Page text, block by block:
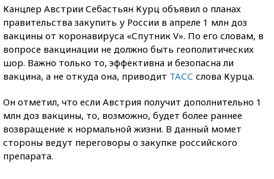
Канцлер Австрии Себастьян Курц объявил о планах
правительства закупить у России в апреле 1 млн доз
вакцины от коронавируса «Спутник V». По его словам, в
вопросе вакцинации не должно быть геополитических
шор. Важно только то, эффективна и безопасна ли
вакцина, а не откуда она, приводит ТАСС слова Курца.
Он отметил, что если Австрия получит дополнительно 1
млн доз вакцины, то, возможно, будет более раннее
возвращение к нормальной жизни. В данный момет
стороны ведут переговоры о закупке российского
препарата.